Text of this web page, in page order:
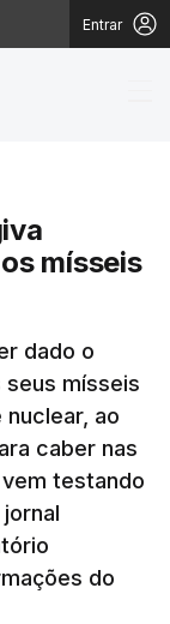
Entrar
mísseis
dado o
seus mísseis
ao
caber nas
testando
do